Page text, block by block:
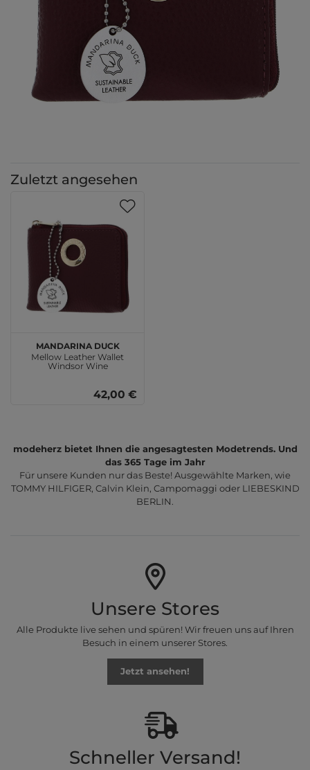
Zuletzt angesehen
MANDARINA DUCK
Mellow Leather Wallet
Windsor Wine
42,00 €
modeherz bietet Ihnen die angesagtesten Modetrends. Und
das 365 Tage im Jahr
Für unsere Kunden nur das Beste! Ausgewählte Marken, wie
TOMMY HILFIGER, Calvin Klein, Campomaggi oder LIEBESKIND
BERLIN.
Unsere Stores
Alle Produkte live sehen und spüren! Wir freuen uns auf Ihren
Besuch in einem unserer Stores.
Jetzt ansehen!
Schneller Versand!